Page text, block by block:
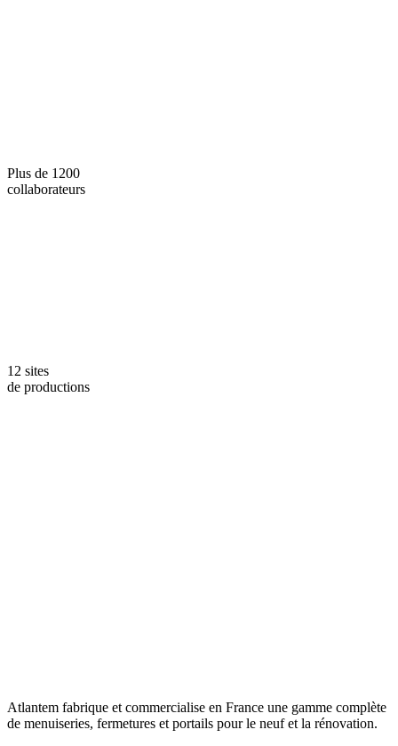
Plus de 1200
collaborateurs
12 sites
de productions
Atlantem fabrique et commercialise en France une gamme complète
de menuiseries, fermetures et portails pour le neuf et la rénovation.